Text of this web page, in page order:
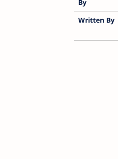
By
Written By